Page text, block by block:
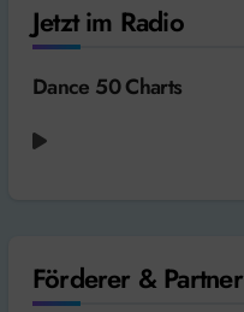
Jetzt im Radio
Dance 50 Charts
Förderer & Partner